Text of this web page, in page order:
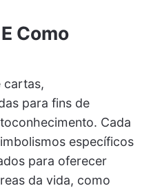
Como
cartas,
para fins de
Cada
específicos
para oferecer
da vida, como